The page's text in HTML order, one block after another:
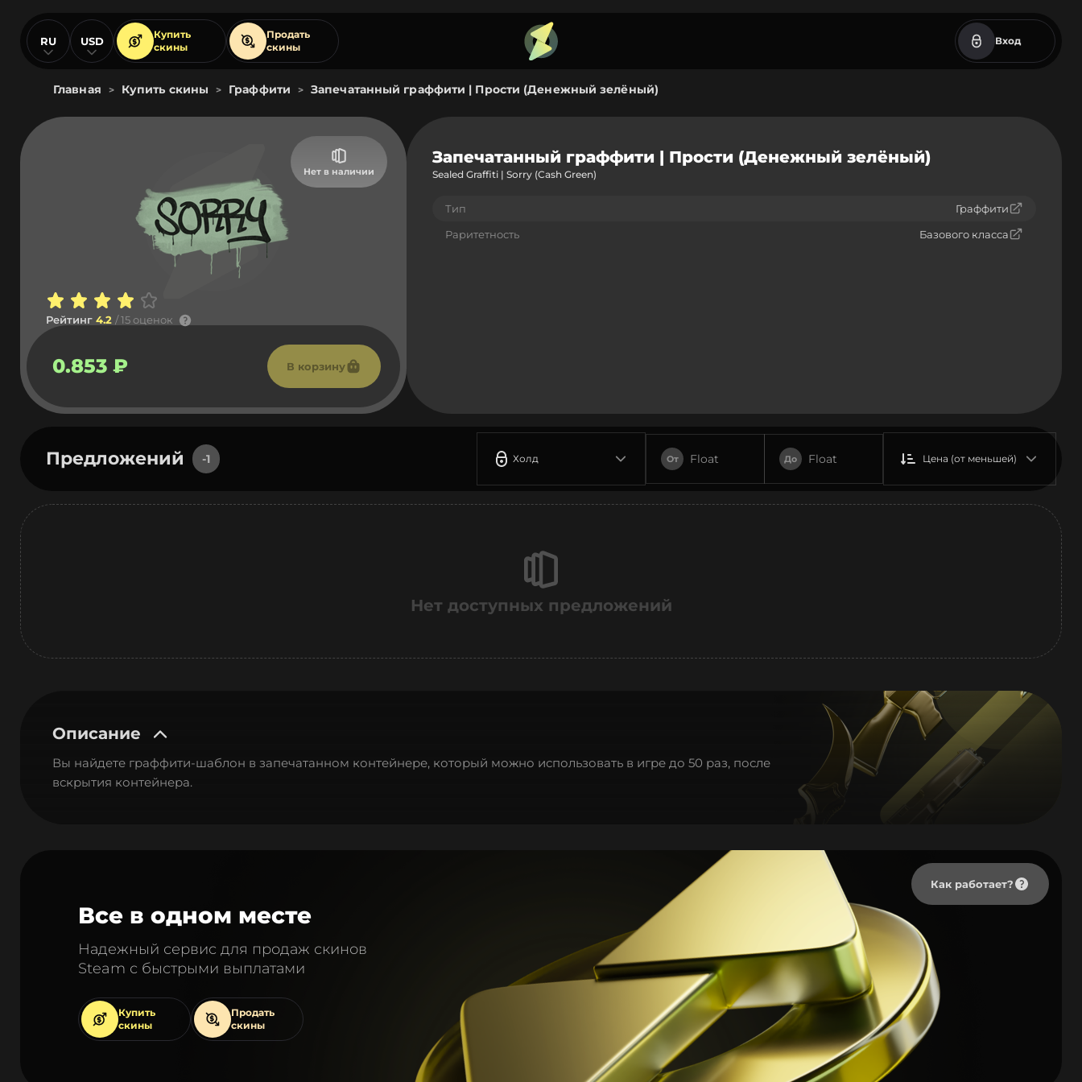
RU USD
Купить
скины
Продать
скины
Вход
Главная > Купить скины > Граффити > Запечатанный граффити | Прости (Денежный зелёный)
Нет в наличии
Рейтинг 4.2 / 15 оценок
0.853 ₽ В корзину
Запечатанный граффити | Прости (Денежный зелёный)
Sealed Graffiti | Sorry (Cash Green)
Тип
Граффити
Раритетность
Базового класса
Предложений -1 Холд От Float До Float Цена (от меньшей)
Нет доступных предложений
Описание
Вы найдете граффити-шаблон в запечатанном контейнере, который можно использовать в игре до 50 раз, после
вскрытия контейнера.
Все в одном месте
Надежный сервис для продаж скинов
Steam с быстрыми выплатами
Купить
скины
Продать
скины
Как работает?